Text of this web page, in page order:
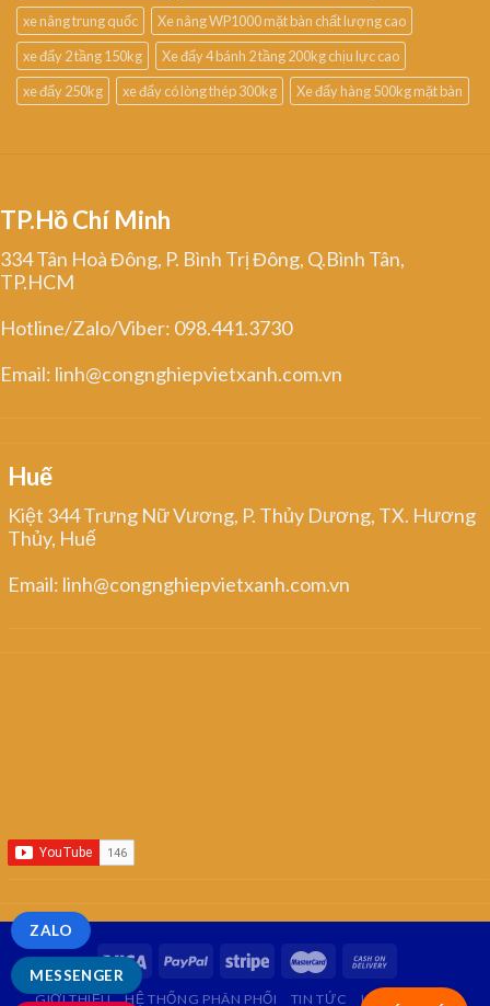
xe nâng trung quốc
Xe nâng WP1000 mặt bàn chất lượng cao
xe đẩy 2 tầng 150kg
Xe đẩy 4 bánh 2 tầng 200kg chịu lực cao
xe đẩy 250kg
xe đẩy có lòng thép 300kg Xe đẩy hàng 500kg mặt bàn
TP.Hồ Chí Minh
334 Tân Hoà Đông, P. Bình Trị Đông, Q.Bình Tân,
TP.HCM
Hotline/Zalo/Viber: 098.441.3730
Email: linh@congnghiepvietxanh.com.vn
Huế
Kiệt 344 Trưng Nữ Vương, P. Thủy Dương, TX. Hương
Thủy, Huế
Email: linh@congnghiepvietxanh.com.vn
GIỚI THIỆU HỆ THỐNG PHÂN PHỐI TIN TỨC LIÊN HỆ
MESSENGER
ZALO